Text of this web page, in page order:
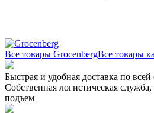
Все товары GrocenbergВсе товары
Быстрая и удобная доставка по всей
Собственная логистическая
подъем